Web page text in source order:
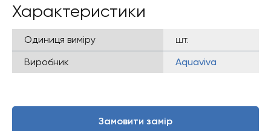
Характеристики
Одиниця виміру
шт.
Виробник
Aquaviva
Замовити замір